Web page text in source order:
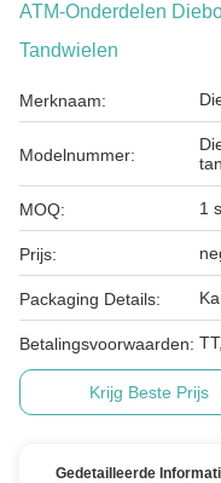
ATM-Onderdelen
Tandwielen
Merknaam:
Modelnummer:
MOQ: 1
Prijs:
Packaging Details:
Betalingsvoorwaarden:
Krijg Beste Prijs
Gedetailleerde